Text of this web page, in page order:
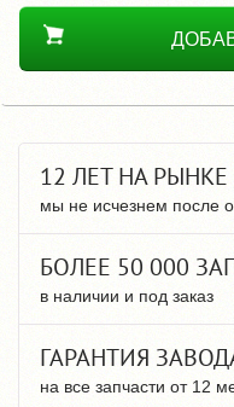
12 ЛЕТ НА РЫНКЕ
мы не исчезнем после
БОЛЕЕ 50 000
в наличии и под заказ
ГАРАНТИЯ
на все запчасти от 12